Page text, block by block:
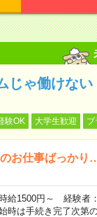
じゃ働けな
験OK 大学生歓迎 ブ
お仕事ばっか
給1500円～ 経験者
時は手続き完了次第